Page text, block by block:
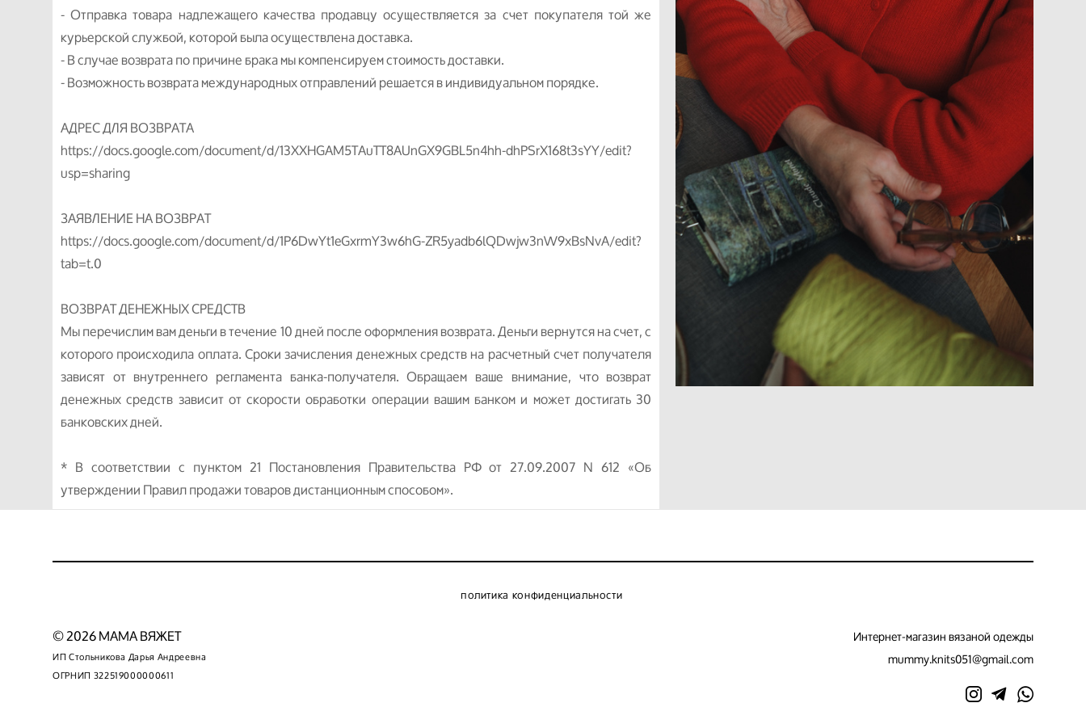
- Отправка товара надлежащего качества продавцу осуществляется за счет покупателя той же
курьерской службой, которой была осуществлена доставка.
- В случае возврата по причине брака мы компенсируем стоимость доставки.
- Возможность возврата международных отправлений решается в индивидуальном порядке.
АДРЕС ДЛЯ ВОЗВРАТА
https://docs.google.com/document/d/13XXHGAM5TAuTT8AUnGX9GBL5n4hh-dhPSrX168t3sYY/edit?
usp=sharing
ЗАЯВЛЕНИЕ НА ВОЗВРАТ
https://docs.google.com/document/d/1P6DwYt1eGxrmY3w6hG-ZR5yadb6lQDwjw3nW9xBsNvA/edit?
tab=t.0
ВОЗВРАТ ДЕНЕЖНЫХ СРЕДСТВ
Мы перечислим вам деньги в течение 10 дней после оформления возврата. Деньги вернутся на счет, с
которого происходила оплата. Сроки зачисления денежных средств на расчетный счет получателя
зависят от внутреннего регламента банка-получателя. Обращаем ваше внимание, что возврат
денежных средств зависит от скорости обработки операции вашим банком и может достигать 30
банковских дней.
* В соответствии с пунктом 21 Постановления Правительства РФ от 27.09.2007 N 612 «Об
утверждении Правил продажи товаров дистанционным способом».
политика конфиденциальности
© 2026 МАМА ВЯЖЕТ
ИП Стольникова Дарья Андреевна
ОГРНИП 322519000000611
Интернет-магазин вязаной одежды
mummy.knits051@gmail.com